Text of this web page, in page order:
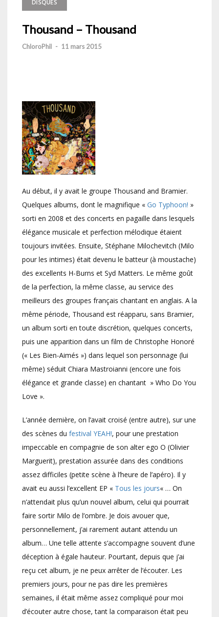
DISQUES
Thousand – Thousand
ChloroPhil - 11 mars 2015
Au début, il y avait le groupe Thousand and Bramier.
Quelques albums, dont le magnifique « Go Typhoon! »
sorti en 2008 et des concerts en pagaille dans lesquels
élégance musicale et perfection mélodique étaient
toujours invitées. Ensuite, Stéphane Milochevitch (Milo
pour les intimes) était devenu le batteur (à moustache)
des excellents H-Burns et Syd Matters. Le même goût
de la perfection, la même classe, au service des
meilleurs des groupes français chantant en anglais. A la
même période, Thousand est réapparu, sans Bramier,
un album sorti en toute discrétion, quelques concerts,
puis une apparition dans un film de Christophe Honoré
(« Les Bien-Aimés ») dans lequel son personnage (lui
même) séduit Chiara Mastroianni (encore une fois
élégance et grande classe) en chantant » Who Do You
Love ».
L’année dernière, on l’avait croisé (entre autre), sur une
des scènes du festival YEAH!, pour une prestation
impeccable en compagnie de son alter ego O (Olivier
Marguerit), prestation assurée dans des conditions
assez difficiles (petite scène à l’heure de l’apéro). Il y
avait eu aussi l’excellent EP « Tous les jours« … On
n’attendait plus qu’un nouvel album, celui qui pourrait
faire sortir Milo de l’ombre. Je dois avouer que,
personnellement, j’ai rarement autant attendu un
album… Une telle attente s’accompagne souvent d’une
déception à égale hauteur. Pourtant, depuis que j’ai
reçu cet album, je ne peux arrêter de l’écouter. Les
premiers jours, pour ne pas dire les premières
semaines, il était même assez compliqué pour moi
d’écouter autre chose, tant la comparaison était peu